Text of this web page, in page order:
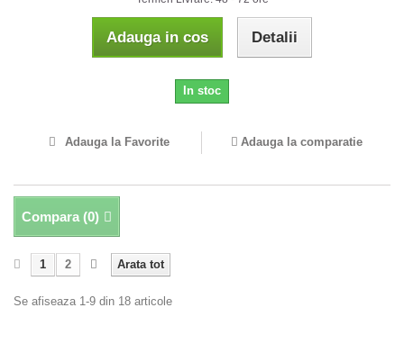
Adauga in cos Detalii
In stoc
Adauga la Favorite Adauga la comparatie
Compara (0)
Arata tot
1 2
Se afiseaza 1-9 din 18 articole